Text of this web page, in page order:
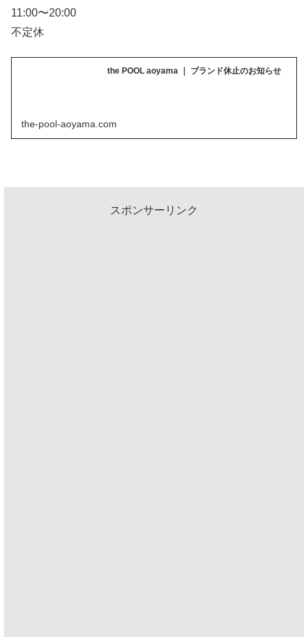
11:00〜20:00
不定休
the POOL aoyama ｜ ブランド休止のお知らせ
the-pool-aoyama.com
スポンサーリンク